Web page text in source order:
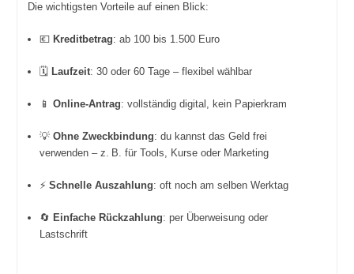
Die wichtigsten Vorteile auf einen Blick:
💶 Kreditbetrag: ab 100 bis 1.500 Euro
🗓️ Laufzeit: 30 oder 60 Tage – flexibel wählbar
📱 Online-Antrag: vollständig digital, kein Papierkram
💡 Ohne Zweckbindung: du kannst das Geld frei
verwenden – z. B. für Tools, Kurse oder Marketing
⚡ Schnelle Auszahlung: oft noch am selben Werktag
🔄 Einfache Rückzahlung: per Überweisung oder
Lastschrift